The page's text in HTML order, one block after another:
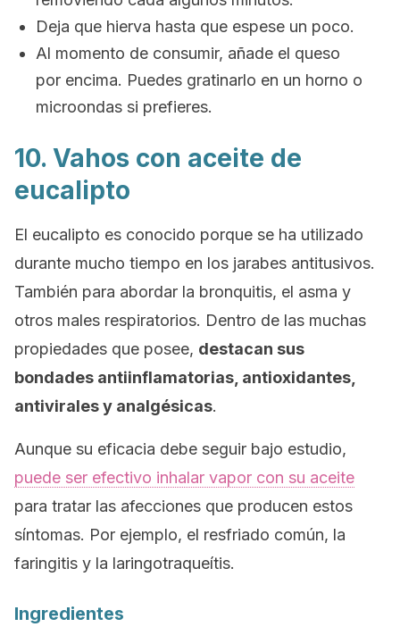
Deja que hierva hasta que espese un poco.
Al momento de consumir, añade el queso
por encima. Puedes gratinarlo en un horno o
microondas si prefieres.
10. Vahos con aceite de
eucalipto
El eucalipto es conocido porque se ha utilizado
durante mucho tiempo en los jarabes antitusivos.
También para abordar la bronquitis, el asma y
otros males respiratorios. Dentro de las muchas
propiedades que posee, destacan sus
bondades antiinflamatorias, antioxidantes,
antivirales y analgésicas.
Aunque su eficacia debe seguir bajo estudio,
puede ser efectivo inhalar vapor con su aceite
para tratar las afecciones que producen estos
síntomas. Por ejemplo, el resfriado común, la
faringitis y la laringotraqueítis.
Ingredientes